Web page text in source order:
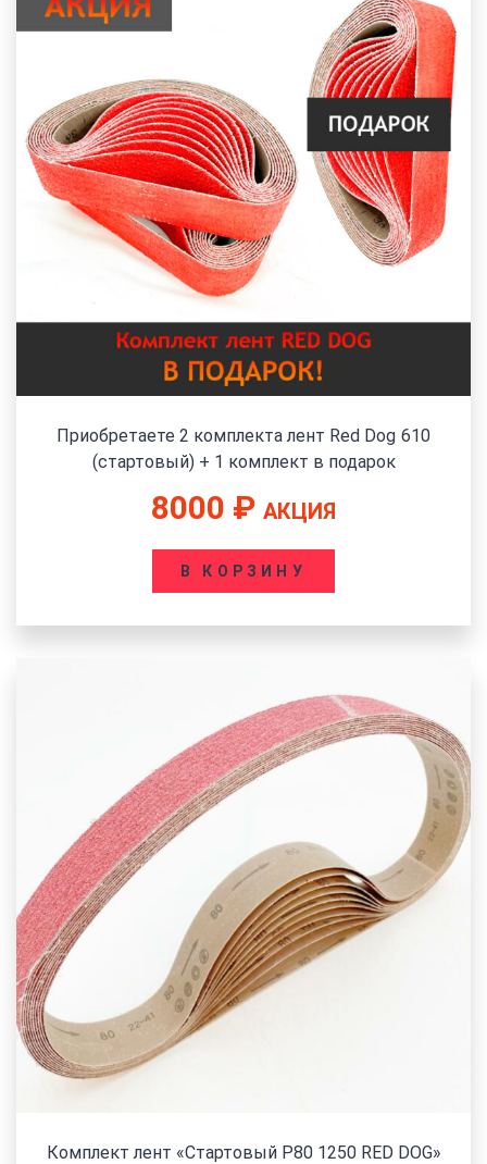
Приобретаете 2 комплекта лент Red Dog 610
(стартовый) + 1 комплект в подарок
8000 ₽ АКЦИЯ
В КОРЗИНУ
Комплект лент «Стартовый P80 1250 RED DOG»